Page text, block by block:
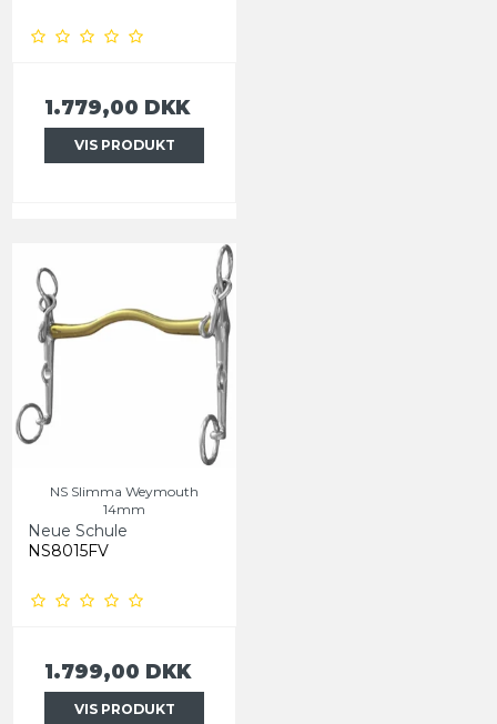
1.779,00 DKK
VIS PRODUKT
NS Slimma Weymouth
14mm
Neue Schule
NS8015FV
1.799,00 DKK
VIS PRODUKT